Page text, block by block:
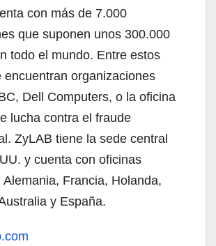
con más de 7.000
que suponen unos 300.000
todo el mundo. Entre estos
encuentran organizaciones
Dell Computers, o la oficina
lucha contra el fraude
ZyLAB tiene la sede central
y cuenta con oficinas
Alemania, Francia, Holanda,
y España.